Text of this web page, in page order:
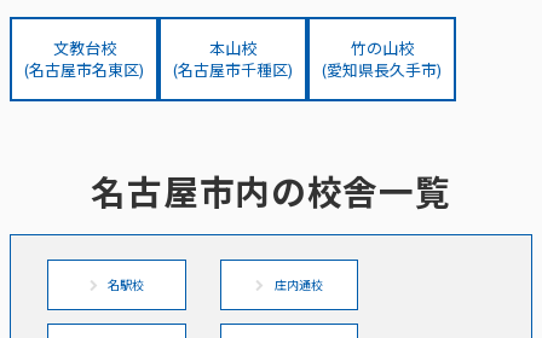
文教台校
(名古屋市名東区)
本山校
(名古屋市千種区)
竹の山校
(愛知県長久手市)
名古屋市内の校舎一覧
名駅校 庄内通校